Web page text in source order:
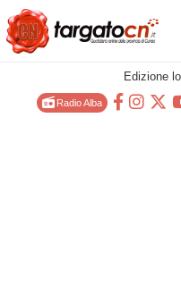
Edizione
Radio Alba